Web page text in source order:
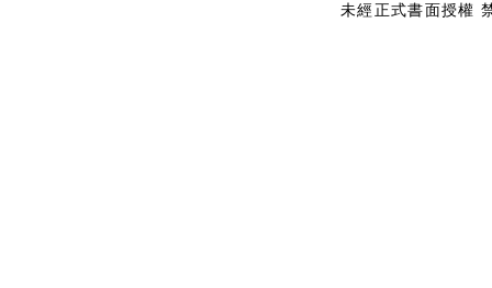
未經正式書面授權